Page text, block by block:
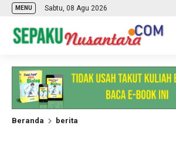
MENU Sabtu, 08 Agu 2026
Beranda berita